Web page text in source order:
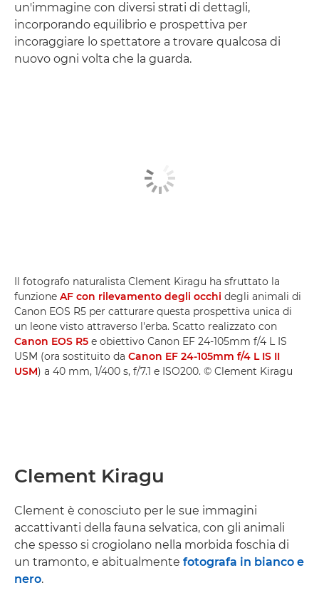
un'immagine con diversi strati di dettagli,
incorporando equilibrio e prospettiva per
incoraggiare lo spettatore a trovare qualcosa di
nuovo ogni volta che la guarda.
Il fotografo naturalista Clement Kiragu ha sfruttato la
funzione AF con rilevamento degli occhi degli animali di
Canon EOS R5 per catturare questa prospettiva unica di
un leone visto attraverso l'erba. Scatto realizzato con
Canon EOS R5 e obiettivo Canon EF 24-105mm f/4 L IS
USM (ora sostituito da Canon EF 24-105mm f/4 L IS II
USM) a 40 mm, 1/400 s, f/7.1 e ISO200. © Clement Kiragu
Clement Kiragu
Clement è conosciuto per le sue immagini
accattivanti della fauna selvatica, con gli animali
che spesso si crogiolano nella morbida foschia di
un tramonto, e abitualmente fotografa in bianco e
nero.